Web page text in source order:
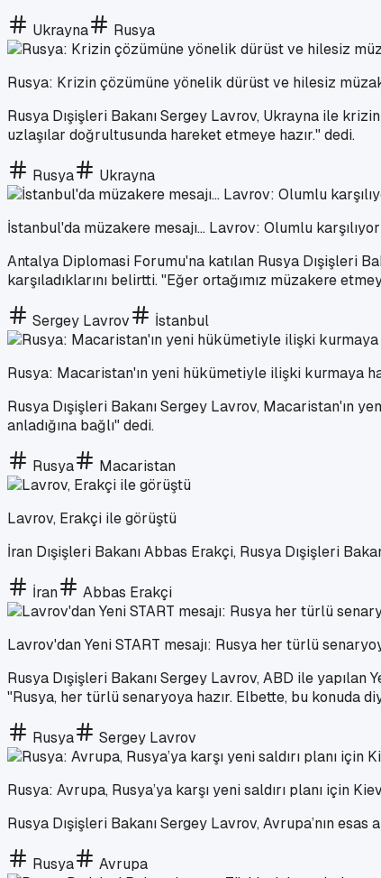
Ukrayna Rusya
Rusya: Krizin çözümüne yönelik dürüst ve hilesiz
Rusya Dışişleri Bakanı Sergey Lavrov, Ukrayna ile
uzlaşılar doğrultusunda hareket etmeye hazır." dedi.
Rusya Ukrayna
İstanbul'da müzakere mesajı... Lavrov: Olumlu
Antalya Diplomasi Forumu'na katılan Rusya Dışişleri
karşıladıklarını belirtti. "Eğer ortağımız müzakere
Sergey Lavrov İstanbul
Rusya: Macaristan'ın yeni hükümetiyle ilişki kurmaya
Rusya Dışişleri Bakanı Sergey Lavrov, Macaristan'ın
anladığına bağlı" dedi.
Rusya Macaristan
Lavrov, Erakçi ile görüştü
İran Dışişleri Bakanı Abbas Erakçi, Rusya Dışişleri
İran Abbas Erakçi
Lavrov'dan Yeni START mesajı: Rusya her türlü
Rusya Dışişleri Bakanı Sergey Lavrov, ABD ile yapılan
"Rusya, her türlü senaryoya hazır. Elbette, bu konuda
Rusya Sergey Lavrov
Rusya: Avrupa, Rusya’ya karşı yeni saldırı planı için
Rusya Dışişleri Bakanı Sergey Lavrov, Avrupa’nın
Rusya Avrupa